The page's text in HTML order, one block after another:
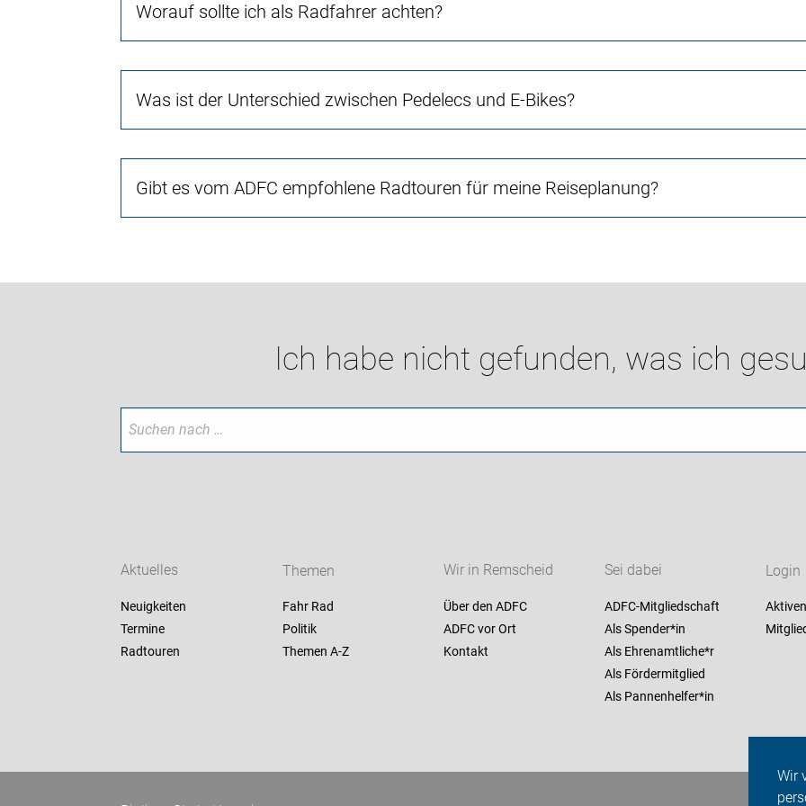
Wir
Worauf sollte ich als Radfahrer achten?
Was ist der Unterschied zwischen Pedelecs und E-Bikes?
Gibt es vom ADFC empfohlene Radtouren für meine Reiseplanung?
Ich habe nicht gefunden, was ich
Aktuelles
Neuigkeiten
Termine
Radtouren
Themen
Fahr Rad
Politik
Themen A-Z
Wir in Remscheid
Über den ADFC
ADFC vor Ort
Kontakt
Sei dabei
ADFC-Mitgliedschaft
Als Spender*in
Als Ehrenamtliche*r
Als Fördermitglied
Als Pannenhelfer*in
Login